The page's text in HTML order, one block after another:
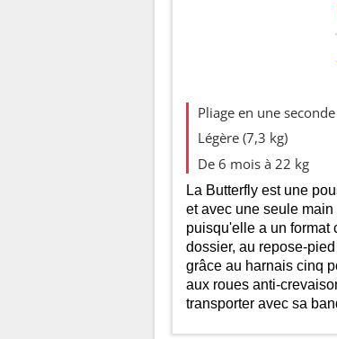
Pliage en une seconde
Légère (7,3 kg)
De 6 mois à 22 kg
La Butterfly est une
et avec une seule
puisqu'elle a un format
dossier, au repose-
grâce au harnais cinq
aux roues anti-
transporter avec sa